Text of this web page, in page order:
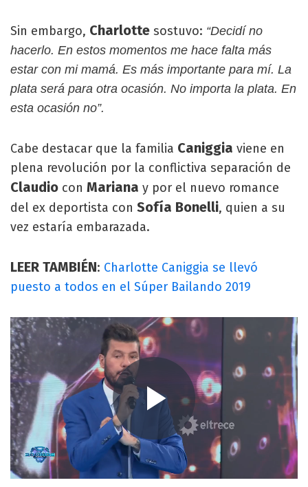
Sin embargo, Charlotte sostuvo: “Decidí no
hacerlo. En estos momentos me hace falta más
estar con mi mamá. Es más importante para mí. La
plata será para otra ocasión. No importa la plata. En
esta ocasión no”.
Cabe destacar que la familia Caniggia viene en
plena revolución por la conflictiva separación de
Claudio con Mariana y por el nuevo romance
del ex deportista con Sofía Bonelli, quien a su
vez estaría embarazada.
LEER TAMBIÉN: Charlotte Caniggia se llevó
puesto a todos en el Súper Bailando 2019